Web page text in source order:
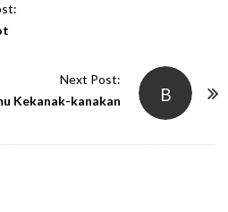
B
Next Post:
Kekanak-kanakan